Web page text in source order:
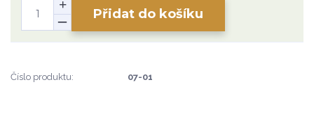
Přidat do košíku
Číslo produktu: 07-01